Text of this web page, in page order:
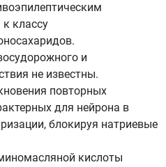
классу
и
не известны.
повторных
для нейрона в
блокируя натриевые
кислоты